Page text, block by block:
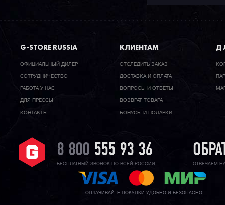
G-STORE RUSSIA
ОФИЦИАЛЬНЫЙ ДИЛЕР
CОТРУДНИЧЕСТВО
РАБОТА У НАС
ДЛЯ ПРЕССЫ
КОНТАКТЫ
КЛИЕНТАМ
ОТСЛЕДИТЬ ЗАКАЗ
ДОСТАВКА И ОПЛАТА
ВОПРОСЫ И ОТВЕТЫ
ВОЗВРАТ ТОВАРА
БОНУСЫ И ПОДАРКИ
8 800 555 93 36
БЕСПЛАТНЫЙ ЗВОНОК ПО ВСЕЙ РОССИИ ОТВЕЧАЕМ
ОПЛАЧИВАЙТЕ ПОКУПКИ УДОБНО И БЕЗОПАСНО